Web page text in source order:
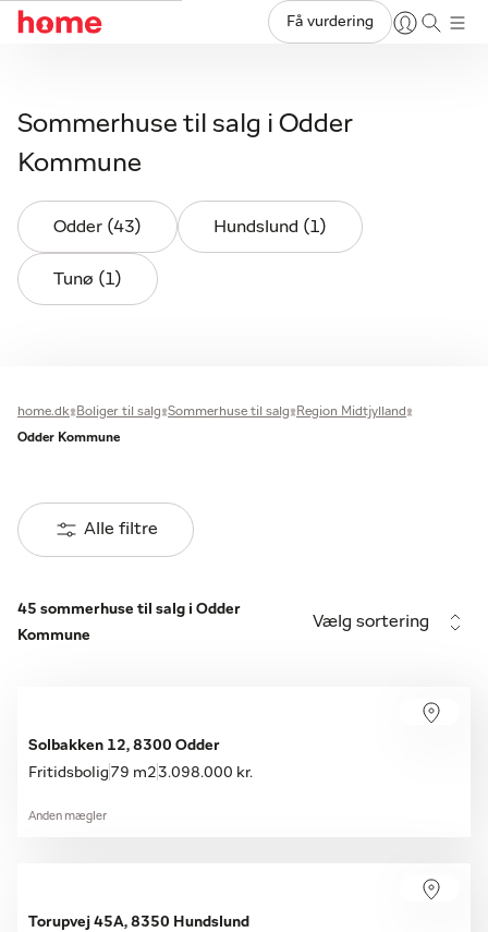
Få vurdering
Sommerhuse til salg i Odder
Kommune
Odder (43) Hundslund (1)
Tunø (1)
home.dk Boliger til salg Sommerhuse til salg
Region Midtjylland
Odder Kommune
Alle filtre
45 sommerhuse til salg i Odder
Kommune
Vælg sortering
Solbakken 12, 8300 Odder
Fritidsbolig 79 m2 3.098.000 kr.
Anden mægler
Torupvej 45A, 8350 Hundslund